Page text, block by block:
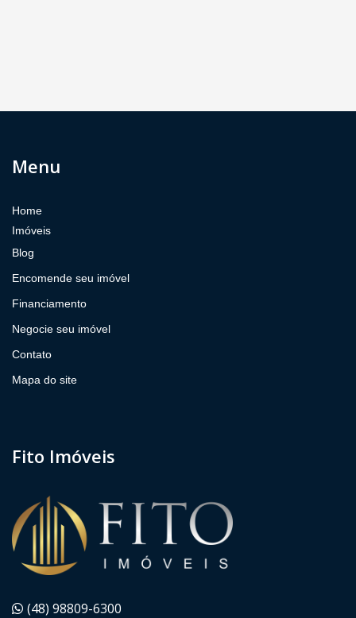
Menu
Home
Imóveis
Blog
Encomende seu imóvel
Financiamento
Negocie seu imóvel
Contato
Mapa do site
Fito Imóveis
(48) 98809-6300